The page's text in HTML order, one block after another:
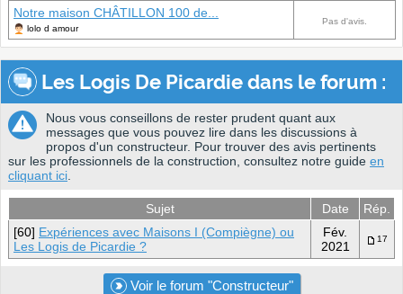
Notre maison CHÂTILLON 100 de...
lolo d amour
Pas d'avis.
Les Logis De Picardie dans le forum :
Nous vous conseillons de rester prudent quant aux
messages que vous pouvez lire dans les discussions à
propos d'un constructeur. Pour trouver des avis pertinents
sur les professionnels de la construction, consultez notre guide en
cliquant ici
Sujet Date
Rép.
[60] Expériences avec Maisons I (Compiègne) ou
Les Logis de Picardie ?
Fév.
2021
17
Voir le forum "Constructeur"